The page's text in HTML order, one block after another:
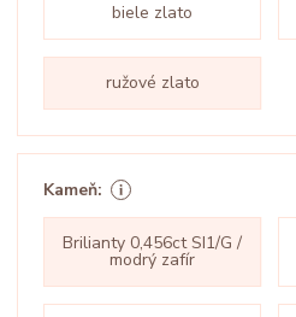
biele zlato
ružové zlato
Kameň:
Brilianty 0,456ct SI1/G /
modrý zafír